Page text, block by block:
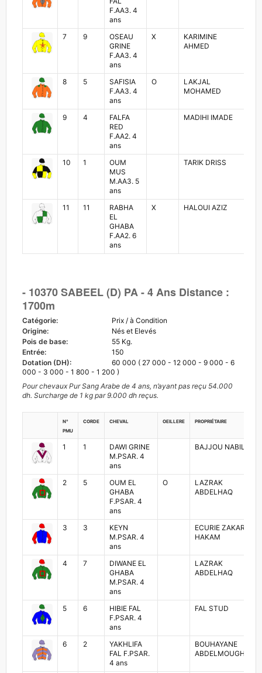
F.AA3. 4
ans
7 9
OSEAU
GRINE
F.AA3. 4
ans
X
KARIMINE
AHMED
8 5
SAFISIA
F.AA3. 4
ans
O
LAKJAL
MOHAMED
9 4
FALFA
RED
F.AA2. 4
ans
MADIHI IMADE
10 1
OUM
MUS
M.AA3. 5
ans
TARIK DRISS
11 11
RABHA
EL
GHABA
F.AA2. 6
ans
X HALOUI AZIZ
- 10370 SABEEL (D) PA - 4 Ans Distance :
1700m
Catégorie:
Prix / à Condition
Origine:
Nés et Elevés
Pois de base:
55 Kg.
Entrée:
150
Dotation (DH):
60 000 ( 27 000 - 12 000 - 9 000 - 6
000 - 3 000 - 1 800 - 1 200 )
Pour chevaux Pur Sang Arabe de 4 ans, n’ayant pas reçu 54.000
dh. Surcharge de 1 kg par 9.000 dh reçus.
N°
PMU
Corde Cheval Oeillere Propriétaire
1 1
DAWI GRINE
M.PSAR. 4
ans
BAJJOU NABIL
2 5
OUM EL
GHABA
F.PSAR. 4
ans
O
LAZRAK
ABDELHAQ
3 3
KEYN
M.PSAR. 4
ans
ECURIE ZAKARIA
HAKAM
4 7
DIWANE EL
GHABA
M.PSAR. 4
ans
LAZRAK
ABDELHAQ
5 6
HIBIE FAL
F.PSAR. 4
ans
FAL STUD
6 2
YAKHLIFA
FAL F.PSAR.
4 ans
BOUHAYANE
ABDELMOUGHIT